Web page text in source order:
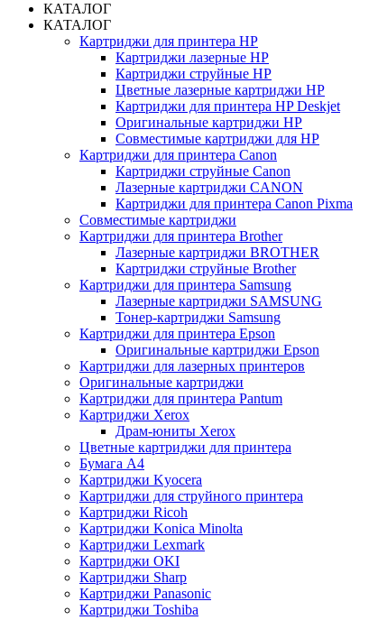
КАТАЛОГ
КАТАЛОГ
Картриджи для принтера HP
Картриджи лазерные HP
Картриджи струйные HP
Цветные лазерные картриджи HP
Картриджи для принтера HP Deskjet
Оригинальные картриджи HP
Совместимые картриджи для HP
Картриджи для принтера Canon
Картриджи струйные Canon
Лазерные картриджи CANON
Картриджи для принтера Canon Pixma
Совместимые картриджи
Картриджи для принтера Brother
Лазерные картриджи BROTHER
Картриджи струйные Brother
Картриджи для принтера Samsung
Лазерные картриджи SAMSUNG
Тонер-картриджи Samsung
Картриджи для принтера Epson
Оригинальные картриджи Epson
Картриджи для лазерных принтеров
Оригинальные картриджи
Картриджи для принтера Pantum
Картриджи Xerox
Драм-юниты Xerox
Цветные картриджи для принтера
Бумага А4
Картриджи Kyocera
Картриджи для струйного принтера
Картриджи Ricoh
Картриджи Konica Minolta
Картриджи Lexmark
Картриджи OKI
Картриджи Sharp
Картриджи Panasonic
Картриджи Toshiba